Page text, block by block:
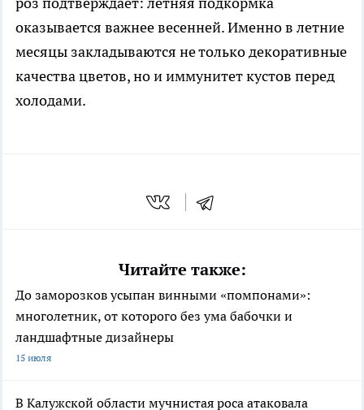
оказывается важнее весенней. Именно в летние
месяцы закладываются не только декоративные
качества цветов, но и иммунитет кустов перед
холодами.
Читайте также:
До заморозков усыпан винными «помпонами»:
многолетник, от которого без ума бабочки и
ландшафтные дизайнеры
15 июля
В Калужской области мучнистая роса атаковала